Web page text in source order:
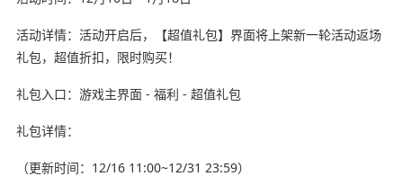
活动详情：活动开启后，【超值礼包】界面将上架新一轮活动返场
礼包，超值折扣，限时购买！
礼包入口：游戏主界面 - 福利 - 超值礼包
礼包详情：
（更新时间：12/16 11:00~12/31 23:59）